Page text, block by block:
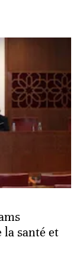
la santé et